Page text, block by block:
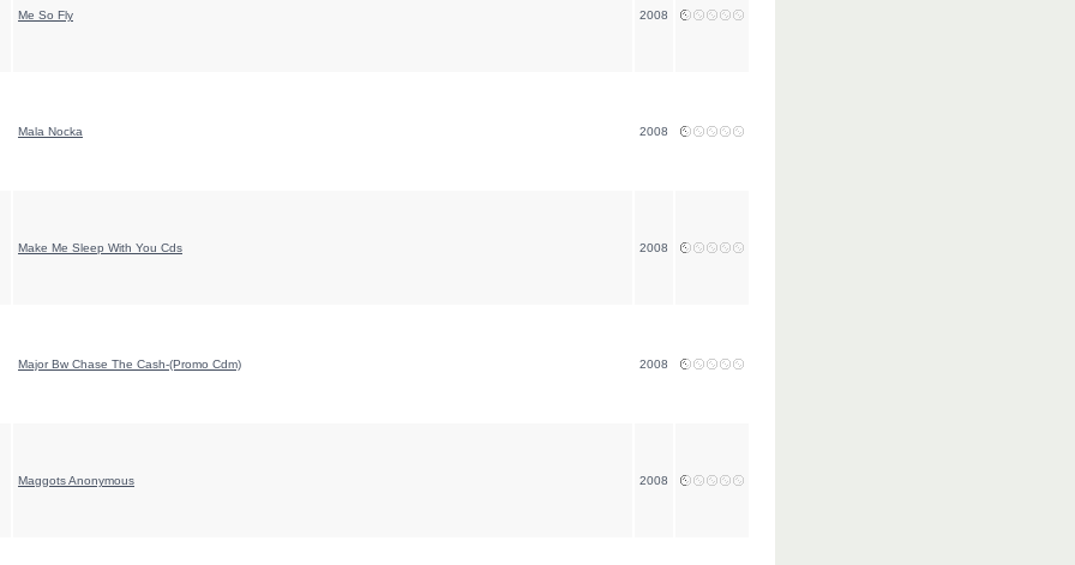
Me So Fly 2008
Mala Nocka 2008
Make Me Sleep With You Cds 2008
Major Bw Chase The Cash-(Promo Cdm) 2008
Maggots Anonymous 2008